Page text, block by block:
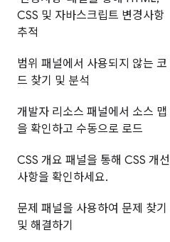
CSS 및 자바스크립트 변경사항
추적
범위 패널에서 사용되지 않는 코
드 찾기 및 분석
개발자 리소스 패널에서 소스 맵
을 확인하고 수동으로 로드
CSS 개요 패널을 통해 CSS 개선
사항을 확인하세요.
문제 패널을 사용하여 문제 찾기
및 해결하기